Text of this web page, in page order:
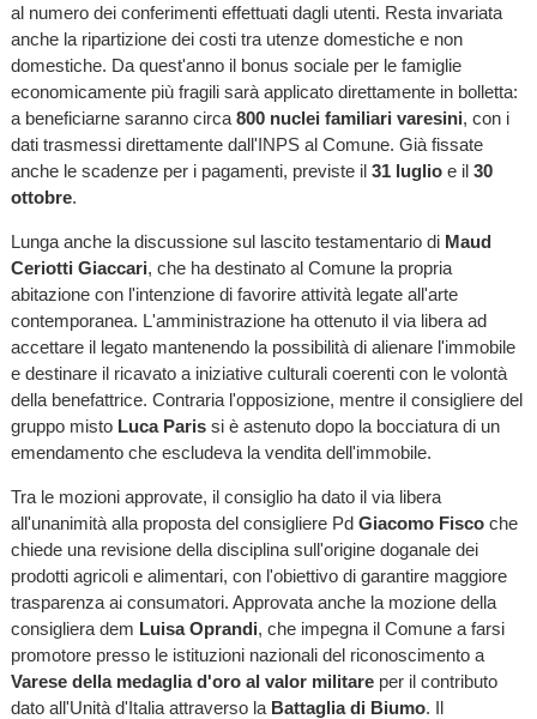
al numero dei conferimenti effettuati dagli utenti. Resta invariata
anche la ripartizione dei costi tra utenze domestiche e non
domestiche. Da quest'anno il bonus sociale per le famiglie
economicamente più fragili sarà applicato direttamente in bolletta:
a beneficiarne saranno circa 800 nuclei familiari varesini, con i
dati trasmessi direttamente dall'INPS al Comune. Già fissate
anche le scadenze per i pagamenti, previste il 31 luglioe il 30
ottobre.
Lunga anche la discussione sul lascito testamentario di Maud
Ceriotti Giaccari, che ha destinato al Comune la propria
abitazione con l'intenzione di favorire attività legate all'arte
contemporanea. L'amministrazione ha ottenuto il via libera ad
accettare il legato mantenendo la possibilità di alienare l'immobile
e destinare il ricavato a iniziative culturali coerenti con le volontà
della benefattrice. Contraria l'opposizione, mentre il consigliere del
gruppo misto Luca Parissi è astenuto dopo la bocciatura di un
emendamento che escludeva la vendita dell'immobile.
Tra le mozioni approvate, il consiglio ha dato il via libera
all'unanimità alla proposta del consigliere Pd Giacomo Fiscoche
chiede una revisione della disciplina sull'origine doganale dei
prodotti agricoli e alimentari, con l'obiettivo di garantire maggiore
trasparenza ai consumatori. Approvata anche la mozione della
consigliera dem Luisa Oprandi, che impegna il Comune a farsi
promotore presso le istituzioni nazionali del riconoscimento a
Varese della medaglia d'oro al valor militareper il contributo
dato all'Unità d'Italia attraverso la Battaglia di Biumo. Il